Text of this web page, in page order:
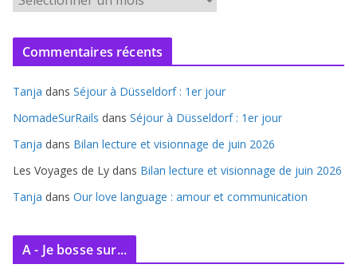
r
c
v
e
Commentaires récents
Tanja dans Séjour à Düsseldorf : 1er jour
NomadeSurRails dans Séjour à Düsseldorf : 1er jour
Tanja dans Bilan lecture et visionnage de juin 2026
Les Voyages de Ly dans Bilan lecture et visionnage de juin 2026
Tanja dans Our love language : amour et communication
A - Je bosse sur...